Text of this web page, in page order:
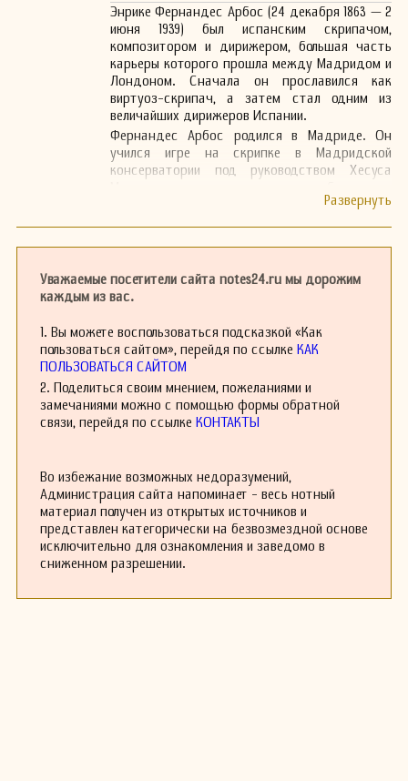
Энрике Фернандес Арбос (24 декабря 1863 — 2
июня 1939) был испанским скрипачом,
композитором и дирижером, большая часть
карьеры которого прошла между Мадридом и
Лондоном. Сначала он прославился как
виртуоз-скрипач, а затем стал одним из
величайших дирижеров Испании.
Фернандес Арбос родился в Мадриде. Он
учился игре на скрипке в Мадридской
консерватории под руководством Хесуса
Брюсселе у Анри Вьётанса и позже в Берлине у
Мадридской консерватории и в Гамбурге, а
также работал концертмейстером в
Оркестре Бостонского симфонического
общества. В 1894 году он стал профессором
скрипки в Королевском музыкальном колледже
году он получил предложение стать главным
дирижером Мадридского симфонического
оркестра, и занимал эту должность почти 35
постановкой «Весны священной» Игоря
Стравинского и «Дон Кихота» Рихарда
Штрауса (1915; с Хуаном Руисом Касалем,
виолончель).
Фернандес Арбос имел значительную сольную
карьеру, но также работал концертмейстером
Уважаемые посетители сайта notes24.ru мы дорожим
каждым из вас.
1. Вы можете воспользоваться подсказкой «Как
пользоваться сайтом», перейдя по ссылке КАК
ПОЛЬЗОВАТЬСЯ САЙТОМ
2. Поделиться своим мнением, пожеланиями и
замечаниями можно с помощью формы обратной
связи, перейдя по ссылке КОНТАКТЫ
Во избежание возможных недоразумений,
Администрация сайта напоминает - весь нотный
материал получен из открытых источников и
представлен категорически на безвозмездной основе
исключительно для ознакомления и заведомо в
сниженном разрешении.